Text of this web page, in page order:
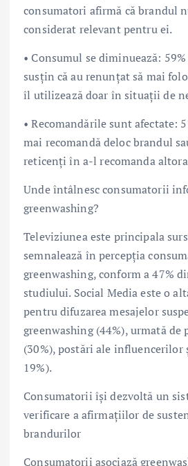
consumatori afirmă că brandul
considerat relevant pentru ei.
• Consumul se diminuează:
susțin că au renunțat să mai
îl utilizează doar în situații de
• Recomandările sunt afectate:
mai recomandă deloc brandul
reticenți în a-l recomanda
Unde întâlnesc consumatorii
greenwashing?
Televiziunea este principala
semnalează în percepția
greenwashing, conform a 47%
studiului. Social Media este o
pentru difuzarea mesajelor
greenwashing (44%), urmată de
(30%), postări ale influencerilor
19%).
Consumatorii își dezvoltă un
verificare a afirmațiilor de
brandurilor
Consumatorii asociază